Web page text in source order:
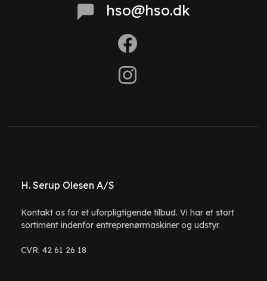
hso@hso.dk
H. Serup Olesen A/S
Kontakt os for et uforpligtigende tilbud. Vi har et stort
sortiment indenfor entreprenørmaskiner og udstyr.
CVR. 42 61 26 18